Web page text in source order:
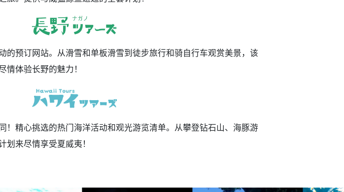
的预订网站。从滑雪和单板滑雪到徒步旅行和骑自行车观赏美景，该
体验长野的魅力！
！精心挑选的热门海洋活动和观光游览清单。从攀登钻石山、海豚游
划来尽情享受夏威夷！